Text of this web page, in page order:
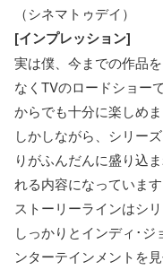
（シネマトゥデイ）
[インプレッション]
実は僕、今までの作品
なくTVのロードショー
からでも十分に楽しめま
しかしながら、シリー
りがふんだんに盛り込
れる内容になっています
ストーリーラインはシ
しっかりとインディ･
ンターテインメントを